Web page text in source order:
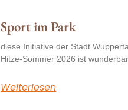
Sport im Park
diese Initiative der Stadt
Hitze-Sommer 2026 ist wunderbar.
Weiterlesen